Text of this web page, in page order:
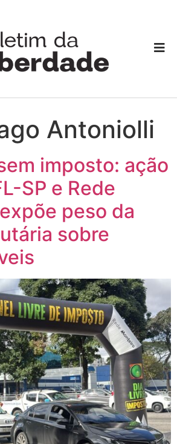
Antoniolli
imposto: ação
SP e Rede
peso da
sobre